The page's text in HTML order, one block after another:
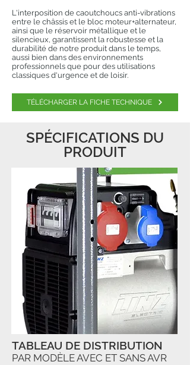
L'interposition de caoutchoucs anti-vibrations
entre le châssis et le bloc moteur+alternateur,
ainsi que le réservoir métallique et le
silencieux, garantissent la robustesse et la
durabilité de notre produit dans le temps,
aussi bien dans des environnements
professionnels que pour des utilisations
classiques d'urgence et de loisir.
TÉLÉCHARGER LA FICHE TECHNIQUE
SPÉCIFICATIONS DU
PRODUIT
TABLEAU DE DISTRIBUTION
PAR MODÈLE AVEC ET SANS AVR